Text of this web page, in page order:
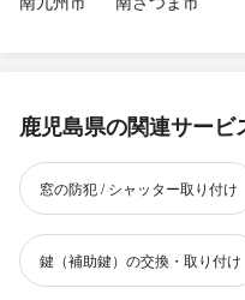
鹿児島県の関連サービ
窓の防犯 / シャッター取り付け
鍵（補助鍵）の交換・取り付け